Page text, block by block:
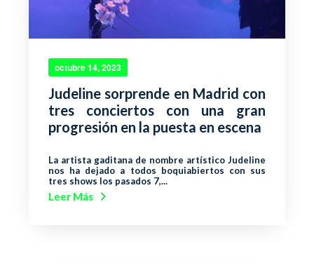
octubre 14, 2023
Judeline sorprende en Madrid con
tres conciertos con una gran
progresión en la puesta en escena
La artista gaditana de nombre artístico Judeline
nos ha dejado a todos boquiabiertos con sus
tres shows los pasados 7,...
Leer Más